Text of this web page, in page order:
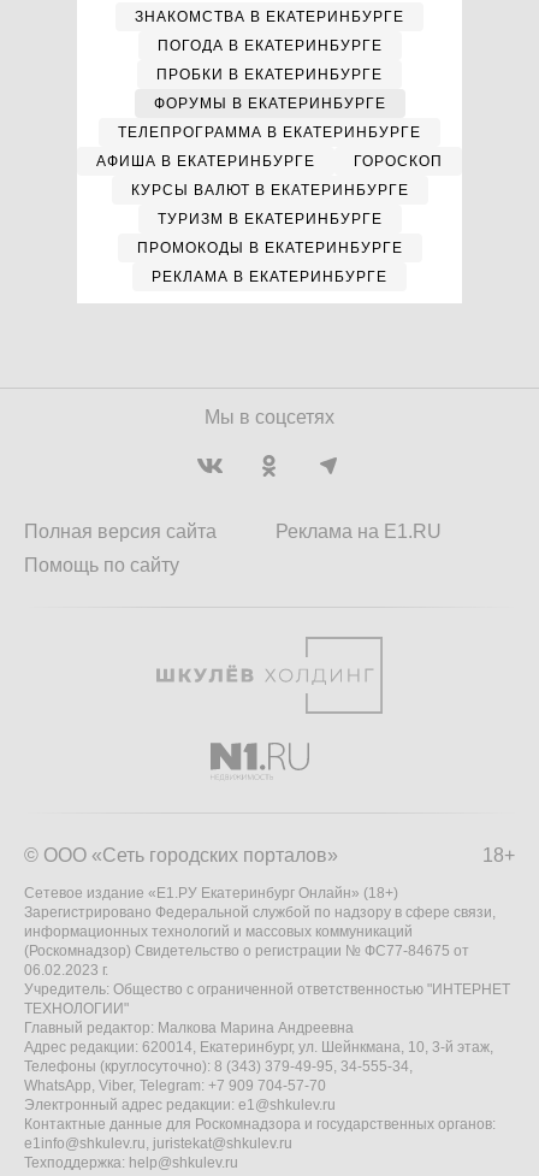
ЗНАКОМСТВА В ЕКАТЕРИНБУРГЕ
ПОГОДА В ЕКАТЕРИНБУРГЕ
ПРОБКИ В ЕКАТЕРИНБУРГЕ
ФОРУМЫ В ЕКАТЕРИНБУРГЕ
ТЕЛЕПРОГРАММА В ЕКАТЕРИНБУРГЕ
АФИША В ЕКАТЕРИНБУРГЕ
ГОРОСКОП
КУРСЫ ВАЛЮТ В ЕКАТЕРИНБУРГЕ
ТУРИЗМ В ЕКАТЕРИНБУРГЕ
ПРОМОКОДЫ В ЕКАТЕРИНБУРГЕ
РЕКЛАМА В ЕКАТЕРИНБУРГЕ
Мы в соцсетях
Полная версия сайта
Помощь по сайту
Реклама на E1.RU
18+
© ООО «Сеть городских порталов»
Сетевое издание «Е1.РУ Екатеринбург Онлайн» (18+)
Зарегистрировано Федеральной службой по надзору в сфере связи,
информационных технологий и массовых коммуникаций
(Роскомнадзор) Свидетельство о регистрации № ФС77-84675 от
06.02.2023 г.
Учредитель: Общество с ограниченной ответственностью "ИНТЕРНЕТ
ТЕХНОЛОГИИ"
Главный редактор: Малкова Марина Андреевна
Адрес редакции: 620014, Екатеринбург, ул. Шейнкмана, 10, 3-й этаж,
Телефоны (круглосуточно): 8 (343) 379-49-95, 34-555-34,
WhatsApp, Viber, Telegram: +7 909 704-57-70
Электронный адрес редакции: e1@shkulev.ru
Контактные данные для Роскомнадзора и государственных органов:
e1info@shkulev.ru, juristekat@shkulev.ru
Техподдержка: help@shkulev.ru